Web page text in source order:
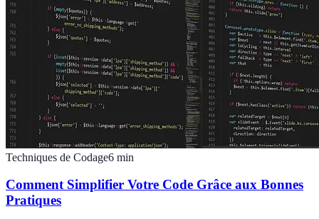
Techniques de Codage6 min
Comment Simplifier Votre Code Grâce aux Bonnes
Pratiques